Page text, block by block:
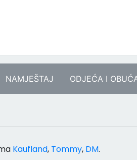
NAMJEŠTAJ ODJEĆA I
Kaufland, Tommy, DM.